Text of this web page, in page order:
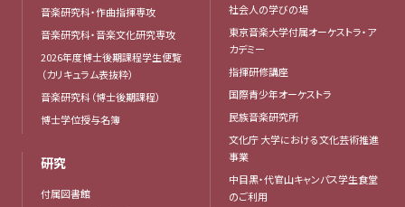
音楽研究科・作曲指揮専攻
音楽研究科・音楽文化研究専攻
2026年度博士後期課程学生便覧
（カリキュラム表抜粋）
音楽研究科（博士後期課程）
博士学位授与名簿
研究
付属図書館
社会人の学びの場
東京音楽大学付属オーケストラ・ア
カデミー
指揮研修講座
国際青少年オーケストラ
民族音楽研究所
文化庁 大学における文化芸術推進
事業
中目黒・代官山キャンパス学生食堂
のご利用